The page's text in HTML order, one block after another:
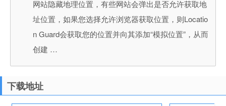
网站隐藏地理位置，有些网站会弹出是否允许获取地
址位置，如果您选择允许浏览器获取位置，则Locatio
n Guard会获取您的位置并向其添加“模拟位置”，从而
创建 …
下载地址